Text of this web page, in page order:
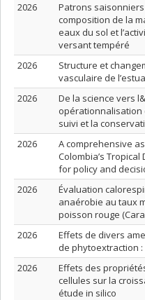
2026
Patrons
composition de la
eaux du sol et
versant tempéré
2026
Structure et
vasculaire de
2026
De la science vers
opérationnalisation
suivi et la
2026
A comprehensive
Colombia’s
for policy and
2026
Évaluation
anaérobie au taux
poisson rouge
2026
Effets de divers
de phytoextraction
2026
Effets des
cellules sur la
étude in silico